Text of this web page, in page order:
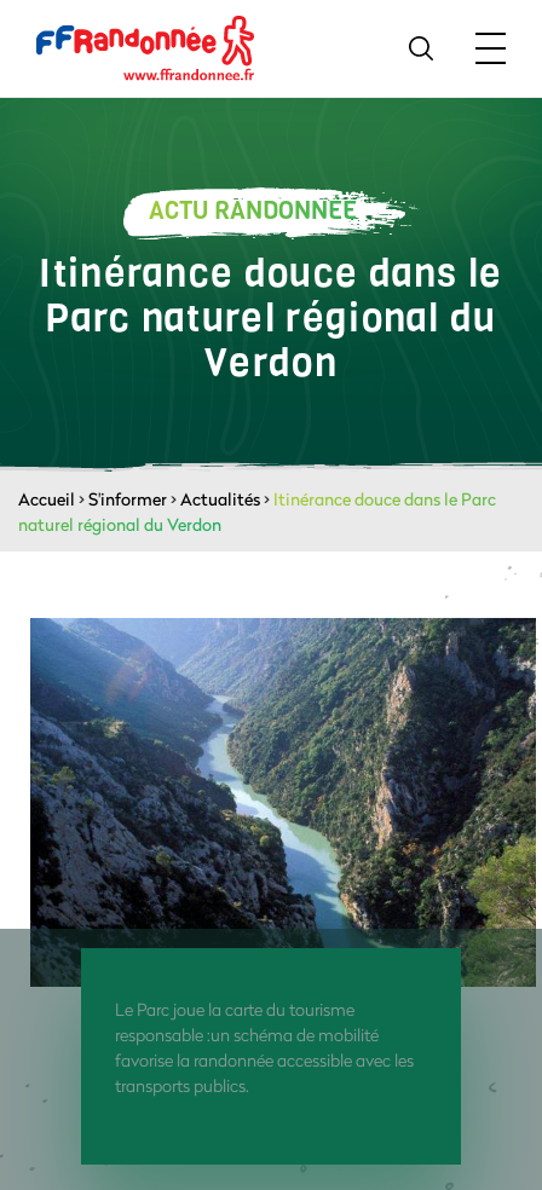
ACTU RANDONNÉE
Itinérance douce dans le
Parc naturel régional du
Verdon
Accueil >S'informer>Actualités> Itinérance douce dans le Parc
naturel régional du Verdon
Le Parc joue la carte du tourisme
responsable :un schéma de mobilité
favorise la randonnée accessible avec les
transports publics.